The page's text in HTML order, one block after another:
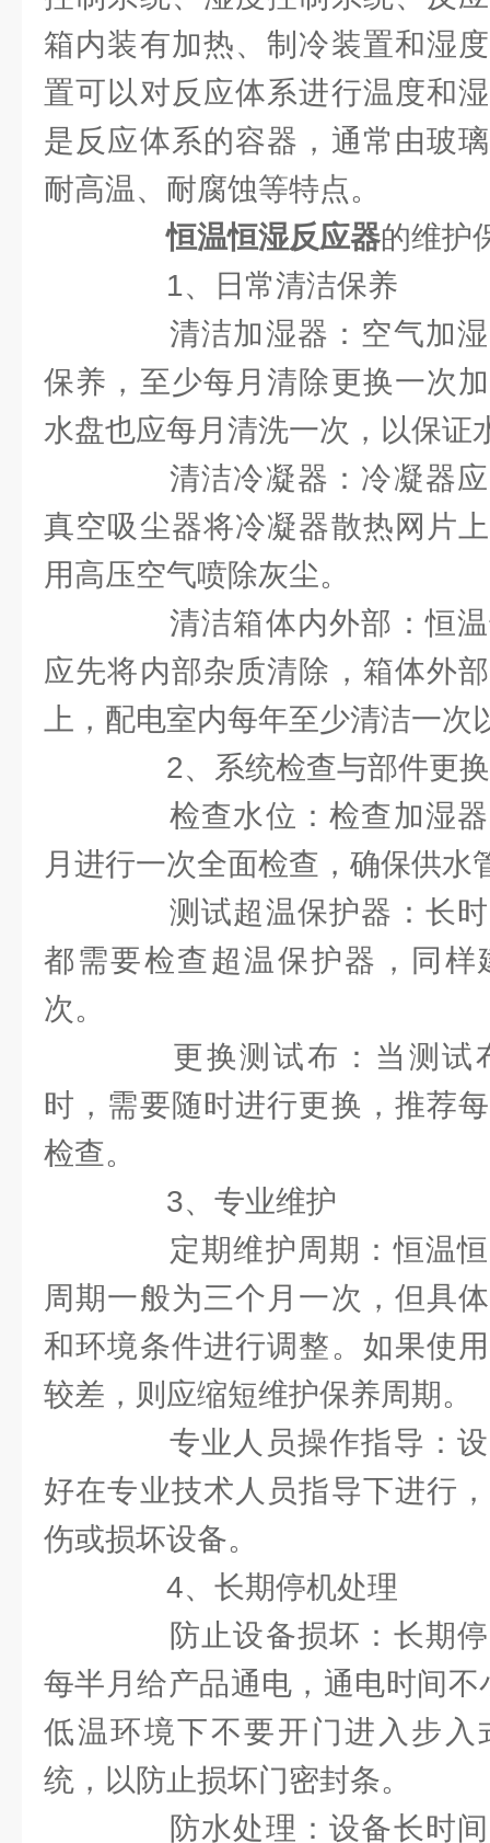
箱内装有加热、制冷装置和湿
置可以对反应体系进行温度和
是反应体系的容器，通常由玻
耐高温、耐腐蚀等特点。
恒温恒湿反应器的维护
1、日常清洁保养
清洁加湿器：空气加湿
保养，至少每月清除更换一次
水盘也应每月清洗一次，以保证
清洁冷凝器：冷凝器应
真空吸尘器将冷凝器散热网片
用高压空气喷除灰尘。
清洁箱体内外部：恒温
应先将内部杂质清除，箱体外
上，配电室内每年至少清洁一次
2、系统检查与部件更换
检查水位：检查加湿器
月进行一次全面检查，确保供水
测试超温保护器：长时
都需要检查超温保护器，同样
次。
更换测试布：当测试
时，需要随时进行更换，推荐
检查。
3、专业维护
定期维护周期：恒温恒
周期一般为三个月一次，但具
和环境条件进行调整。如果使
较差，则应缩短维护保养周期。
专业人员操作指导：设
好在专业技术人员指导下进行
伤或损坏设备。
4、长期停机处理
防止设备损坏：长期停
每半月给产品通电，通电时间
低温环境下不要开门进入步入
统，以防止损坏门密封条。
防水处理：设备长时间